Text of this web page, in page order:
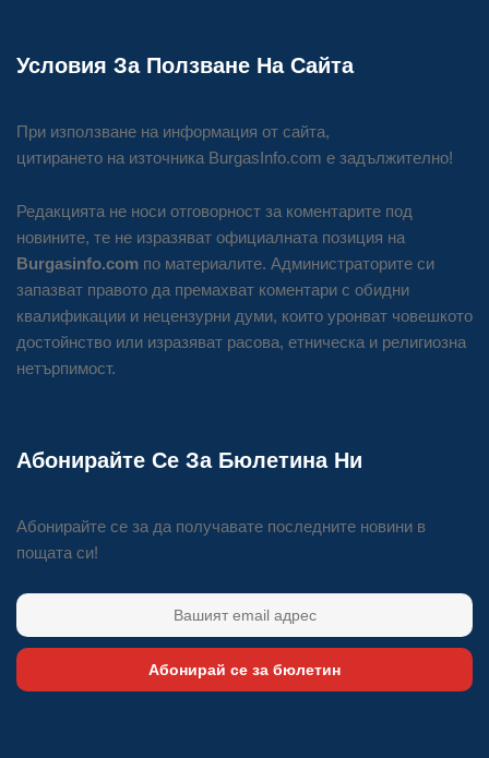
Условия За Ползване На Сайта
При използване на информация от сайта,
цитирането на източника BurgasInfo.com е задължително!
Редакцията не носи отговорност за коментарите под
новините, те не изразяват официалната позиция на
Burgasinfo.com по материалите. Администраторите си
запазват правото да премахват коментари с обидни
квалификации и нецензурни думи, които уронват човешкото
достойнство или изразяват расова, етническа и религиозна
нетърпимост.
Абонирайте Се За Бюлетина Ни
Абонирайте се за да получавате последните новини в
пощата си!
Абонирай се за бюлетин